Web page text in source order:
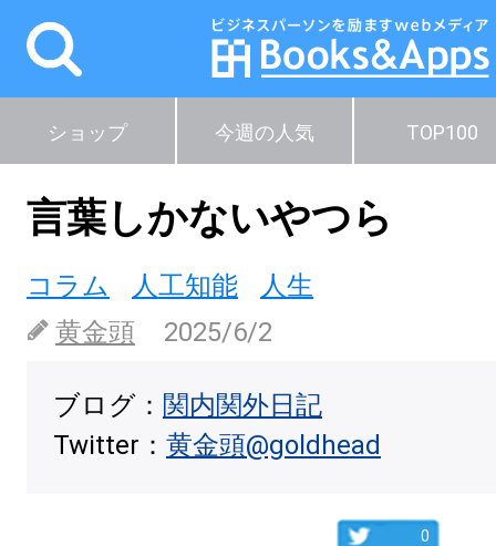
ショップ 今週の人気 TOP100
言葉しかないやつら
コラム 人工知能
人生
黄金頭
2025/6/2
ブログ： 関内関外日記
Twitter： 黄金頭@goldhead
0